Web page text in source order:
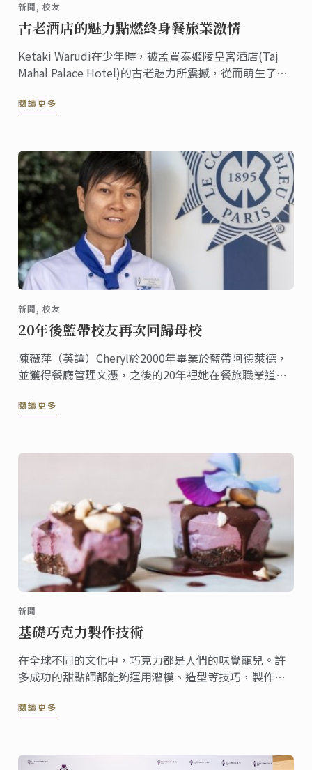
新聞, 校友
古老酒店的魅力點燃終身餐旅業激情
Ketaki Warudi在少年時，被孟買泰姬陵皇宮酒店(Taj
Mahal Palace Hotel)的古老魅力所震撼，從而萌生了在
閱讀更多
新聞, 校友
20年後藍帶校友再次回歸母校
陳薇萍（英譯）Cheryl於2000年畢業於藍帶阿德萊德，
並獲得餐廳管理文憑，之後的20年裡她在餐旅職業道路
事業，再次回到藍帶阿德萊德學習甜點證書課程。
閱讀更多
新聞
基礎巧克力製作技術
在全球不同的文化中，巧克力都是人們的味覺寵兒。許
多成功的甜點師都能夠運用灌模、造型等技巧，製作創
閱讀更多